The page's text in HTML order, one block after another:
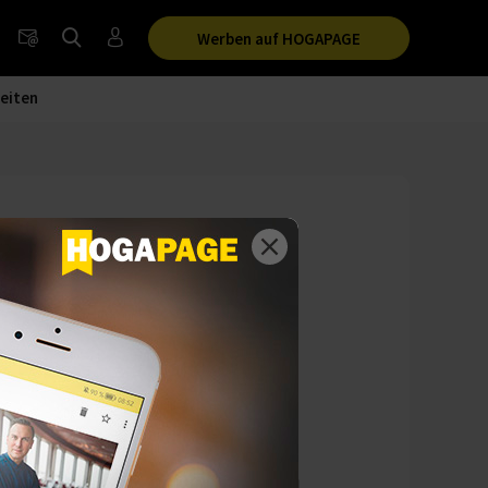
Werben auf HOGAPAGE
2018 die